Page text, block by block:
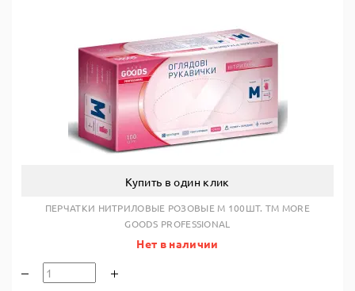
Купить в один клик
ПЕРЧАТКИ НИТРИЛОВЫЕ РОЗОВЫЕ M 100ШТ. TM MORE
GOODS PROFESSIONAL
Нет в наличии